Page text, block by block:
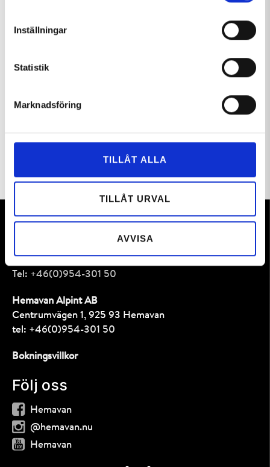
Inställningar
Statistik
Marknadsföring
TILLÅT ALLA
TILLÅT URVAL
AVVISA
…
Sök nyheter:
Kontakt
e-post:bokning@hemavan.nu
Tel: +46(0)954-301 50
Hemavan Alpint AB
Centrumvägen 1, 925 93 Hemavan
tel: +46(0)954-301 50
Bokningsvillkor
Följ oss
Hemavan
@hemavan.nu
Hemavan